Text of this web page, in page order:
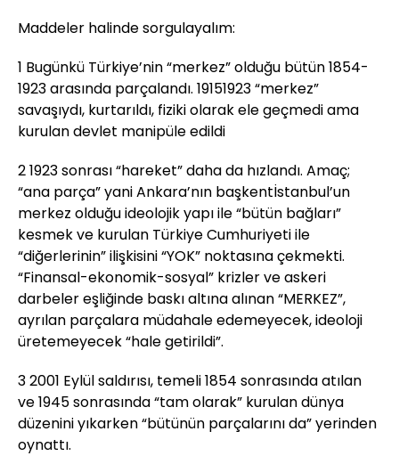
Maddeler halinde sorgulayalım:
1 Bugünkü Türkiye’nin “merkez” olduğu bütün 1854-
1923 arasında parçalandı. 19151923 “merkez”
savaşıydı, kurtarıldı, fiziki olarak ele geçmedi ama
kurulan devlet manipüle edildi
2 1923 sonrası “hareket” daha da hızlandı. Amaç;
“ana parça” yani Ankara’nın başkentİstanbul’un
merkez olduğu ideolojik yapı ile “bütün bağları”
kesmek ve kurulan Türkiye Cumhuriyeti ile
“diğerlerinin” ilişkisini “YOK” noktasına çekmekti.
“Finansal-ekonomik-sosyal” krizler ve askeri
darbeler eşliğinde baskı altına alınan “MERKEZ”,
ayrılan parçalara müdahale edemeyecek, ideoloji
üretemeyecek “hale getirildi”.
3 2001 Eylül saldırısı, temeli 1854 sonrasında atılan
ve 1945 sonrasında “tam olarak” kurulan dünya
düzenini yıkarken “bütünün parçalarını da” yerinden
oynattı.